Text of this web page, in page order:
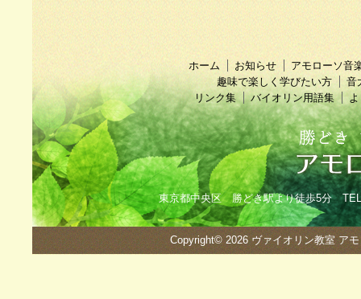
ホーム お知らせ
アモローソ音
趣味で楽しく学びたい方
音
リンク集
バイオリン用語集
東京都中央区 勝どき駅より徒歩5分
Copyright© 2026 ヴァイオリン教室 ア